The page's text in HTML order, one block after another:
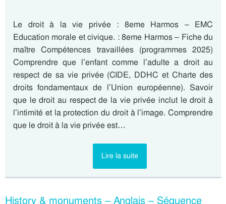
Le droit à la vie privée : 8eme Harmos – EMC
Education morale et civique. : 8eme Harmos – Fiche du
maître Compétences travaillées (programmes 2025)
Comprendre que l’enfant comme l’adulte a droit au
respect de sa vie privée (CIDE, DDHC et Charte des
droits fondamentaux de l’Union européenne). Savoir
que le droit au respect de la vie privée inclut le droit à
l’intimité et la protection du droit à l’image. Comprendre
que le droit à la vie privée est…
Lire la suite
History & monuments – Anglais – Séquence